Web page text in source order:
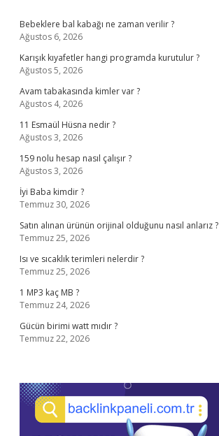
Bebeklere bal kabağı ne zaman verilir ?
Ağustos 6, 2026
Karışık kıyafetler hangi programda kurutulur ?
Ağustos 5, 2026
Avam tabakasında kimler var ?
Ağustos 4, 2026
11 Esmaül Hüsna nedir ?
Ağustos 3, 2026
159 nolu hesap nasıl çalışır ?
Ağustos 3, 2026
İyi Baba kimdir ?
Temmuz 30, 2026
Satın alınan ürünün orijinal olduğunu nasıl anlarız ?
Temmuz 25, 2026
Isı ve sıcaklık terimleri nelerdir ?
Temmuz 25, 2026
1 MP3 kaç MB ?
Temmuz 24, 2026
Gücün birimi watt mıdır ?
Temmuz 22, 2026